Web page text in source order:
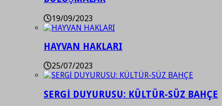
19/09/2023
HAYVAN HAKLARI
25/07/2023
SERGİ DUYURUSU: KÜLTÜR-SÜZ BAHÇE